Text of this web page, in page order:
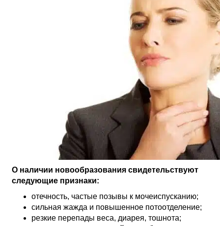
О наличии новообразования свидетельствуют
следующие признаки:
отечность, частые позывы к мочеиспусканию;
сильная жажда и повышенное потоотделение;
резкие перепады веса, диарея, тошнота;